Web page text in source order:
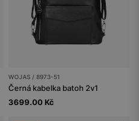
WOJAS / 8973-51
Černá kabelka batoh 2v1
3699.00 Kč